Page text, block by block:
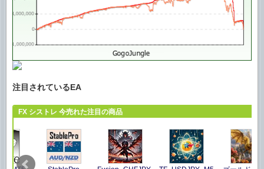
注目されているEA